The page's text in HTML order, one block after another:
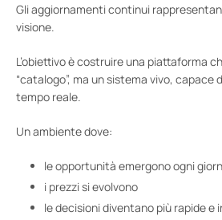
Gli aggiornamenti continui
visione.
L’obiettivo è costruire una piattaforma
“catalogo”, ma un sistema vivo,
tempo reale.
Un ambiente dove:
le opportunità emergono ogni
i prezzi si evolvono
le decisioni diventano più rapide e